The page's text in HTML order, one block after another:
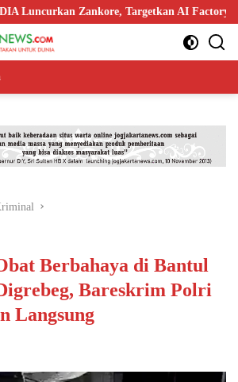
Zankore, Targetkan AI Factory 1 GW
Berbahaya di Bantul
Bareskrim Polri
Langsung